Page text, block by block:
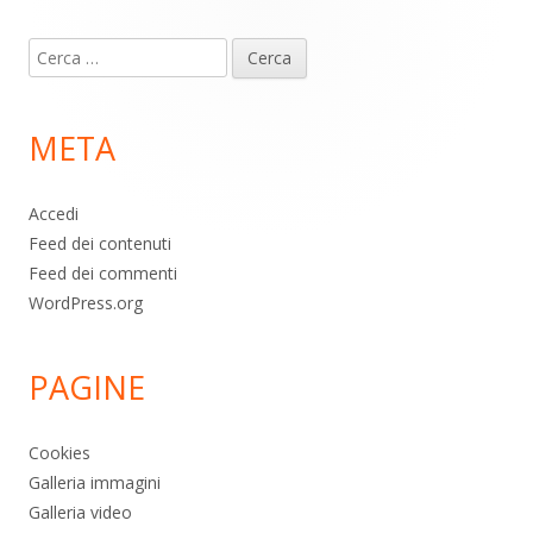
piè
pagina
Ricerca
per:
META
Accedi
Feed dei contenuti
Feed dei commenti
WordPress.org
PAGINE
Cookies
Galleria immagini
Galleria video